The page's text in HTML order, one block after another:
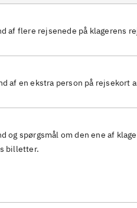
af flere rejsenede på klagerens
af en ekstra person på rejsekort
og spørgsmål om den ene af
billetter.